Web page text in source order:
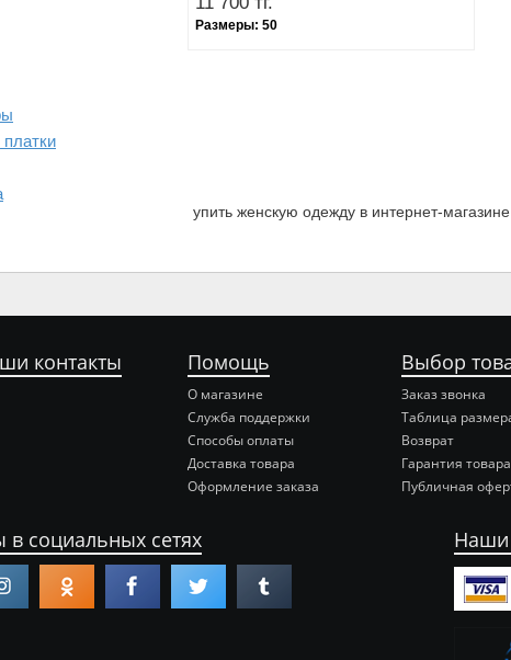
Размеры: 50
упить женскую одежду в интернет-
контакты Помощь
О магазине
Служба поддержки
Способы оплаты
Доставка товара
Оформление заказа
Выбор
Заказ звонка
Таблица
Возврат
Гарантия товара
Публичная
социальных сетях Наши